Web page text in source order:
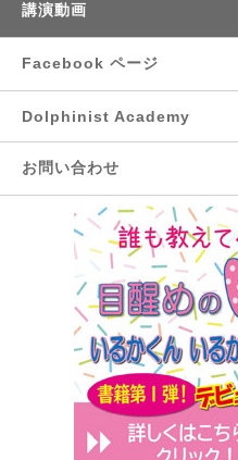
講演動画
Facebook ページ
Dolphinist Academy
お問い合わせ